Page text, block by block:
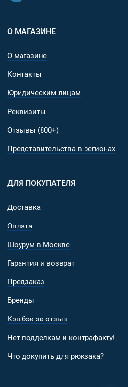
О МАГАЗИНЕ
О магазине
Контакты
Юридическим лицам
Реквизиты
Отзывы (800+)
Представительства в регионах
ДЛЯ ПОКУПАТЕЛЯ
Доставка
Оплата
Шоурум в Москве
Гарантия и возврат
Предзаказ
Бренды
Кэшбэк за отзыв
Нет подделкам и контрафакту!
Что докупить для рюкзака?